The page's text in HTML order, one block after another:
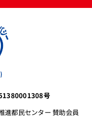
号
進都民センター 賛助会員